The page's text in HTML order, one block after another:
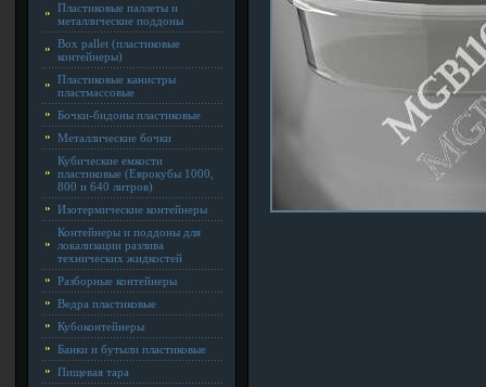
Пластиковые паллеты и
металлические поддоны
Box pallet (пластиковые
контейнеры)
Пластиковые канистры
пластмассовые
Бочки-бидоны пластиковые
Металлические бочки
Кубические емкости
пластиковые (Еврокубы 1000,
800 и 640 литров)
Изотермические контейнеры
Контейнеры и поддоны для
локализации разлива
технических жидкостей
Разборные контейнеры
Ведра пластиковые
Кубоконтейнеры
Банки и бутыли пластиковые
Пищевая тара